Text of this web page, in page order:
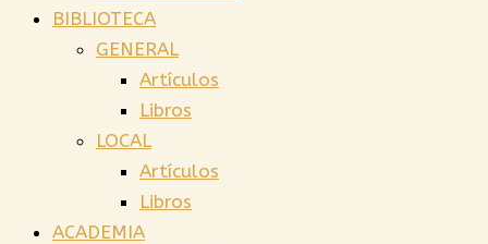
BIBLIOTECA
GENERAL
Artículos
Libros
LOCAL
Artículos
Libros
ACADEMIA